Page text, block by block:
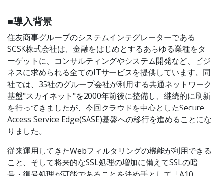
■導入背景
住友商事グループのシステムインテグレーターである
SCSK株式会社は、金融をはじめとするあらゆる業種をタ
ーゲットに、コンサルティングやシステム開発など、ビジ
ネスに求められる全てのITサービスを提供しています。同
社では、35社のグループ会社が利用する共通ネットワーク
基盤"スカイネット"を2000年前後に整備し、継続的に刷新
を行ってきましたが、今回クラウドを中心としたSecure
Access Service Edge(SASE)基盤への移行を進めることにな
りました。
従来運用してきたWebフィルタリングの機能が利用できる
こと、そして将来的なSSL処理の増加に備えてSSLの暗